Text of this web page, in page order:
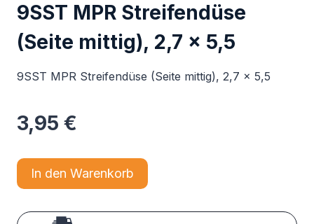
9SST MPR Streifendüse
(Seite mittig), 2,7 x 5,5
9SST MPR Streifendüse (Seite mittig), 2,7 x 5,5
3,95 €
In den Warenkorb